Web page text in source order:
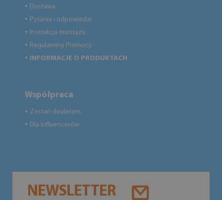
● Dostawa
● Pytania i odpowiedzi
● Instrukcja montażu
● Regulaminy Promocji
● INFORMACJE O PRODUKTACH
Współpraca
● Zostań dealerem
● Dla Influencerów
NEWSLETTER